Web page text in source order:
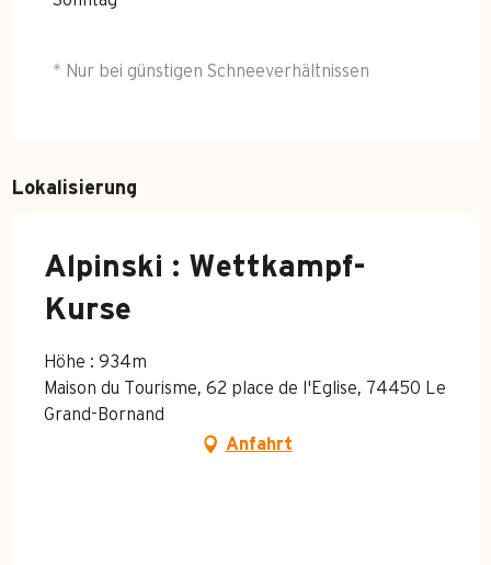
* Nur bei günstigen Schneeverhältnissen
Lokalisierung
Alpinski : Wettkampf-
Kurse
Höhe : 934m
Maison du Tourisme, 62 place de l'Eglise, 74450 Le
Grand-Bornand
Anfahrt